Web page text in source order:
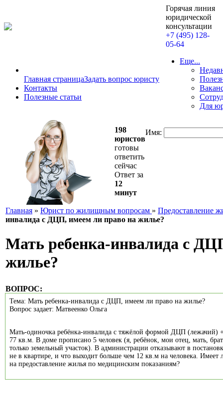
Горячая линия
юридической
консультации
+7 (495) 128-
05-64
Главная страницаЗадать вопрос юристу
Контакты
Полезные статьи
Еще...
Для
198
юристов
готовы
ответить
сейчас
Ответ за
12
минут
Имя:
Главная » Юрист по жилищным вопросам » Предоставление
инвалида с ДЦП, имеем ли право на жилье?
Мать ребенка-инвалида с
жилье?
ВОПРОС:
Тема: Мать ребенка-инвалида с ДЦП, имеем ли право на жилье?
Вопрос задает: Матвеенко Ольга
Мать-одиночка ребёнка-инвалида с тяжёлой формой ДЦП (лежачий)
77 кв.м. В доме прописано 5 человек (я, ребёнок, мои отец, мать,
только земельный участок). В администрации отказывают в
не в квартире, и что выходит больше чем 12 кв.м на человека. Имеет
на предоставление жилья по медицинским показаниям?